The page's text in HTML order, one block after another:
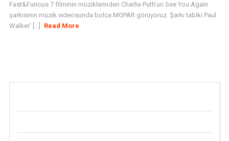
Fast&Furious 7 filminin müziklerinden Charlie Puth'un See You Again
şarkısının müzik videosunda bolca MOPAR görüyoruz. Şarkı tabiki Paul
Walker' [...]
Read More